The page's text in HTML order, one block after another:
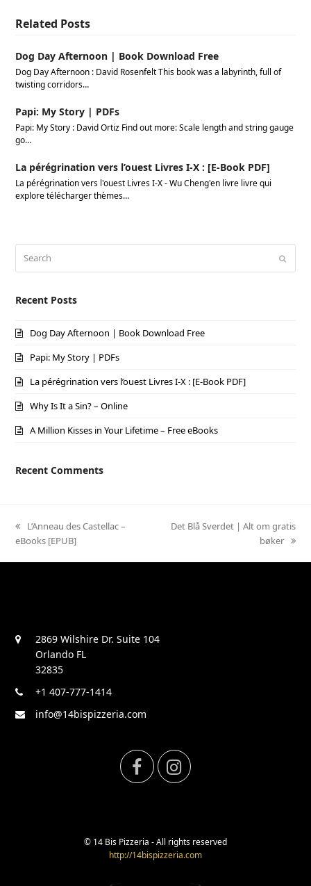
Related Posts
Dog Day Afternoon | Book Download Free
Dog Day Afternoon : David Rosenfelt This book was a labyrinth, full of
twisting corridors…
Papi: My Story | PDFs
Papi: My Story : David Ortiz Find out more: Scale length and string gauge
go…
La pérégrination vers l’ouest Livres I-X : [E-Book PDF]
La pérégrination vers l'ouest Livres I-X - Wu Cheng'en livre livre qui
explore télécharger thèmes…
Recent Posts
Dog Day Afternoon | Book Download Free
Papi: My Story | PDFs
La pérégrination vers l’ouest Livres I-X : [E-Book PDF]
Why Is It a Sin? – Online
A Million Kisses in Your Lifetime – Free eBooks
Recent Comments
previous
post:
L’Anneau des Castellac –
eBooks [EPUB]
next
Det Blå Sverdet | Alt om gratis
bøker
2869 Wilshire Dr. Suite 104
Orlando FL
32835
+1 407-777-1414
info@14bispizzeria.com
F
e
t
© 14 Bis Pizzeria - All rights reserved
http://14bispizzeria.com